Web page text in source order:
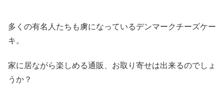
多くの有名人たちも虜になっているデンマークチーズケー
キ。
家に居ながら楽しめる通販、お取り寄せは出来るのでしょ
うか？